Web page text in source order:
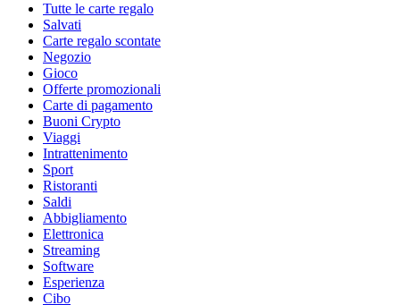
Tutte le carte regalo
Salvati
Carte regalo scontate
Negozio
Gioco
Offerte promozionali
Carte di pagamento
Buoni Crypto
Viaggi
Intrattenimento
Sport
Ristoranti
Saldi
Abbigliamento
Elettronica
Streaming
Software
Esperienza
Cibo